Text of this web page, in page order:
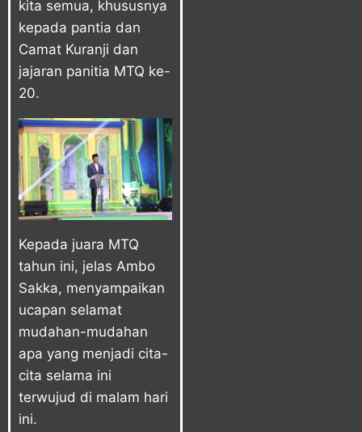
kita semua, khususnya
kepada pantia dan
Camat Kuranji dan
jajaran panitia MTQ ke-
20.
Kepada juara MTQ
tahun ini, jelas Ambo
Sakka, menyampaikan
ucapan selamat
mudahan-mudahan
apa yang menjadi cita-
cita selama ini
terwujud di malam hari
ini.